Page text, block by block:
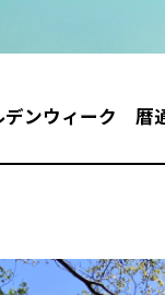
デンウィーク 暦